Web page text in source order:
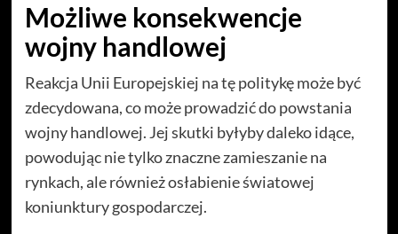
Możliwe konsekwencje
wojny handlowej
Reakcja Unii Europejskiej na tę politykę może być
zdecydowana, co może prowadzić do powstania
wojny handlowej. Jej skutki byłyby daleko idące,
powodując nie tylko znaczne zamieszanie na
rynkach, ale również osłabienie światowej
koniunktury gospodarczej.